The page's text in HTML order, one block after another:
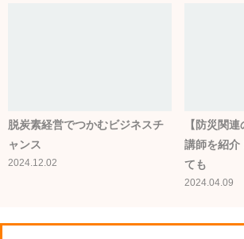
脱炭素経営でつかむビジネスチ
ャンス
2024.12.02
【防災関
講師を紹介
ても
2024.04.09